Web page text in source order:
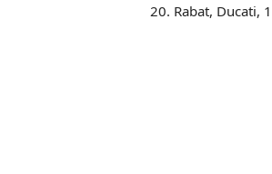
Rabat, Ducati,